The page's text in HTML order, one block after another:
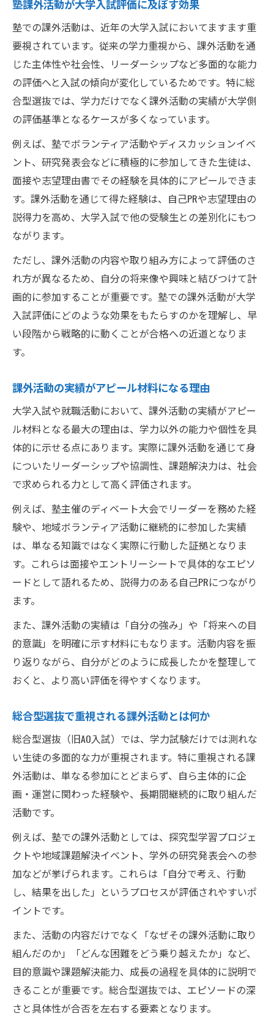
塾課外活動が大学入試評価に及ぼす効果
塾での課外活動は、近年の大学入試においてますます重
要視されています。従来の学力重視から、課外活動を通
じた主体性や社会性、リーダーシップなど多面的な能力
の評価へと入試の傾向が変化しているためです。特に総
合型選抜では、学力だけでなく課外活動の実績が大学側
の評価基準となるケースが多くなっています。
例えば、塾でボランティア活動やディスカッションイベ
ント、研究発表会などに積極的に参加してきた生徒は、
面接や志望理由書でその経験を具体的にアピールできま
す。課外活動を通じて得た経験は、自己PRや志望理由の
説得力を高め、大学入試で他の受験生との差別化にもつ
ながります。
ただし、課外活動の内容や取り組み方によって評価のさ
れ方が異なるため、自分の将来像や興味と結びつけて計
画的に参加することが重要です。塾での課外活動が大学
入試評価にどのような効果をもたらすのかを理解し、早
い段階から戦略的に動くことが合格への近道となりま
す。
課外活動の実績がアピール材料になる理由
大学入試や就職活動において、課外活動の実績がアピー
ル材料となる最大の理由は、学力以外の能力や個性を具
体的に示せる点にあります。実際に課外活動を通じて身
についたリーダーシップや協調性、課題解決力は、社会
で求められる力として高く評価されます。
例えば、塾主催のディベート大会でリーダーを務めた経
験や、地域ボランティア活動に継続的に参加した実績
は、単なる知識ではなく実際に行動した証拠となりま
す。これらは面接やエントリーシートで具体的なエピソ
ードとして語れるため、説得力のある自己PRにつながり
ます。
また、課外活動の実績は「自分の強み」や「将来への目
的意識」を明確に示す材料にもなります。活動内容を振
り返りながら、自分がどのように成長したかを整理して
おくと、より高い評価を得やすくなります。
総合型選抜で重視される課外活動とは何か
総合型選抜（旧AO入試）では、学力試験だけでは測れな
い生徒の多面的な力が重視されます。特に重視される課
外活動は、単なる参加にとどまらず、自ら主体的に企
画・運営に関わった経験や、長期間継続的に取り組んだ
活動です。
例えば、塾での課外活動としては、探究型学習プロジェ
クトや地域課題解決イベント、学外の研究発表会への参
加などが挙げられます。これらは「自分で考え、行動
し、結果を出した」というプロセスが評価されやすいポ
イントです。
また、活動の内容だけでなく「なぜその課外活動に取り
組んだのか」「どんな困難をどう乗り越えたか」など、
目的意識や課題解決能力、成長の過程を具体的に説明で
きることが重要です。総合型選抜では、エピソードの深
さと具体性が合否を左右する要素となります。